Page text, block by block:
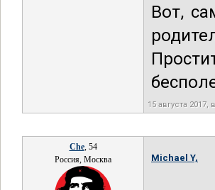
Вот,
15 августа 2017,
Che, 54
Россия, Москва
Michael Y,